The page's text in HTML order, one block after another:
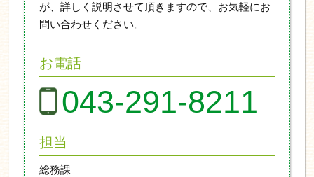
が、詳しく説明させて頂きますので、お気軽にお
問い合わせください。
お電話
043-291-8211
担当
総務課